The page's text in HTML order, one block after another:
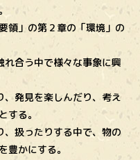
領」の第２章の「環境」の
れ合う中で様々な事象に興
、発見を楽しんだり、考え
する。
、扱ったりする中で、物の
豊かにする。